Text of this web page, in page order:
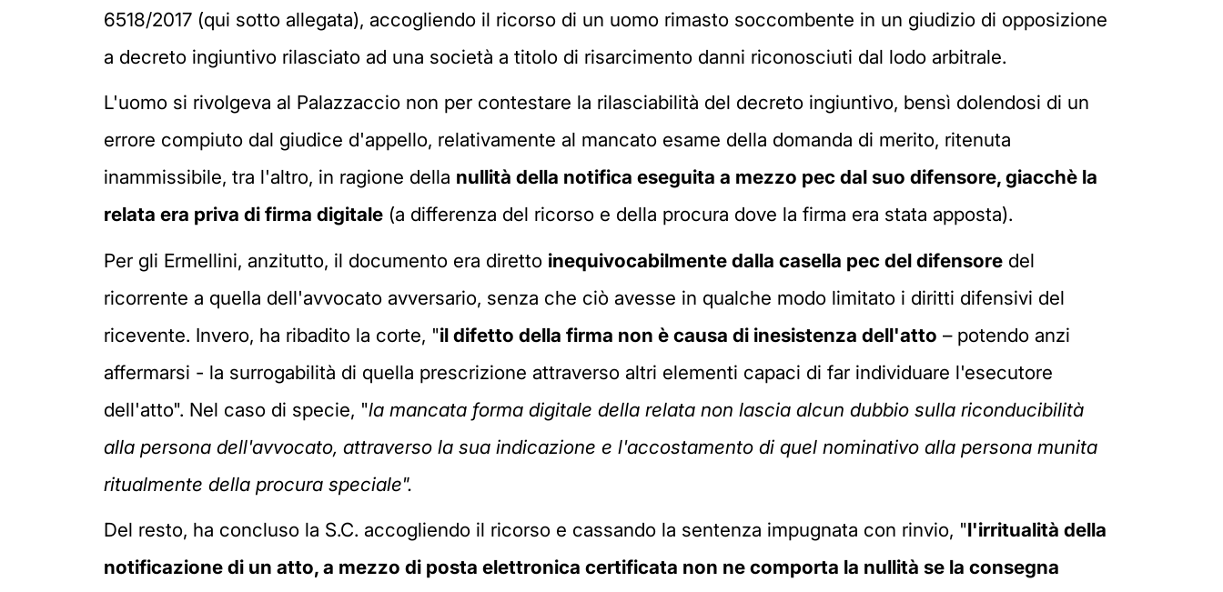
6518/2017 (qui sotto allegata), accogliendo il ricorso di un uomo rimasto soccombente in un giudizio di opposizione
a decreto ingiuntivo rilasciato ad una società a titolo di risarcimento danni riconosciuti dal lodo arbitrale.
L'uomo si rivolgeva al Palazzaccio non per contestare la rilasciabilità del decreto ingiuntivo, bensì dolendosi di un
errore compiuto dal giudice d'appello, relativamente al mancato esame della domanda di merito, ritenuta
inammissibile, tra l'altro, in ragione della nullità della notifica eseguita a mezzo pec dal suo difensore, giacchè la
relata era priva di firma digitale (a differenza del ricorso e della procura dove la firma era stata apposta).
Per gli Ermellini, anzitutto, il documento era diretto inequivocabilmente dalla casella pec del difensore del
ricorrente a quella dell'avvocato avversario, senza che ciò avesse in qualche modo limitato i diritti difensivi del
ricevente. Invero, ha ribadito la corte, "il difetto della firma non è causa di inesistenza dell'atto – potendo anzi
affermarsi - la surrogabilità di quella prescrizione attraverso altri elementi capaci di far individuare l'esecutore
dell'atto". Nel caso di specie, "la mancata forma digitale della relata non lascia alcun dubbio sulla riconducibilità
alla persona dell'avvocato, attraverso la sua indicazione e l'accostamento di quel nominativo alla persona munita
ritualmente della procura speciale".
Del resto, ha concluso la S.C. accogliendo il ricorso e cassando la sentenza impugnata con rinvio, "l'irritualità della
notificazione di un atto, a mezzo di posta elettronica certificata non ne comporta la nullità se la consegna